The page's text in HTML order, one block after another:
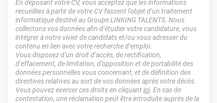
En déposant votre CV, vous acceptez que les informations
recueillies à partir de votre CV fassent l’objet d’un traitement
informatique destiné au Groupe LINKING TALENTS. Nous
collectons vos données afin d’étudier votre candidature, vous
intégrer à notre vivier de candidats et/ou vous adresser du
contenu en lien avec votre recherche d’emploi.
Vous disposez d’un droit d’accès, de rectification,
d’effacement, de limitation, d’opposition et de portabilité des
données personnelles vous concernant, et de définition des
directives relatives au sort de vos données après votre décès.
Vous pouvez exercer ces droits en cliquantici. En cas de
contestation, une réclamation peut être introduite auprès de la